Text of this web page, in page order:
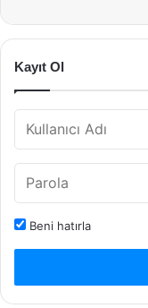
Kayıt Ol
Beni hatırla